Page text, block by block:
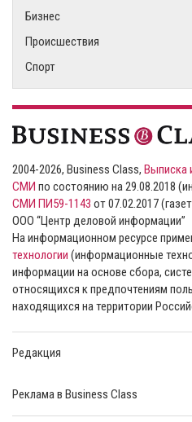
Бизнес
Происшествия
Спорт
2004-2026, Business Class, Выписка
СМИ по состоянию на 29.08.2018
СМИ ПИ59-1143 от 07.02.2017
ООО “Центр деловой информации”
На информационном ресурсе
технологии (информационные
информации на основе сбора,
относящихся к предпочтениям
находящихся на территории
Редакция
Реклама в Business Class